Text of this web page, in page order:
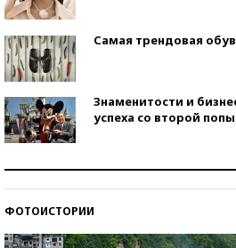
Самая трендовая
Знаменитости и
успеха со второй
ФОТОИСТОРИИ